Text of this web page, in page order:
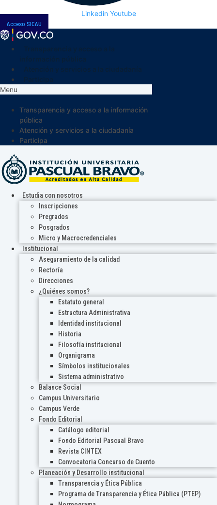
Linkedin Youtube
Acceso SICAU
Menu
Transparencia y acceso a la información
pública
Atención y servicios a la ciudadanía
Participa
Estudia con nosotros
Inscripciones
Pregrados
Posgrados
Micro y Macrocredenciales
Institucional
Aseguramiento de la calidad
Rectoría
Direcciones
¿Quiénes somos?
Estatuto general
Estructura Administrativa
Identidad institucional
Historia
Filosofía institucional
Organigrama
Símbolos institucionales
Sistema administrativo
Balance Social
Campus Universitario
Campus Verde
Fondo Editorial
Catálogo editorial
Fondo Editorial Pascual Bravo
Revista CINTEX
Convocatoria Concurso de Cuento
Planeación y Desarrollo institucional
Transparencia y Ética Pública
Programa de Transparencia y Ética Pública (PTEP)